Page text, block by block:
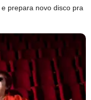
prepara novo disco pra